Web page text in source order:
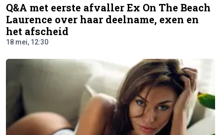
Q&A met eerste afvaller Ex On The Beach
Laurence over haar deelname, exen en
het afscheid
18 mei, 12:30